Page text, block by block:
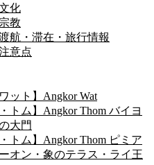
化
教
航・滞在・旅行情報
意点
ット】Angkor Wat
トム】Angkor Thom バイヨ
大門
トム】Angkor Thom ピミア
オン・象のテラス・ライ王